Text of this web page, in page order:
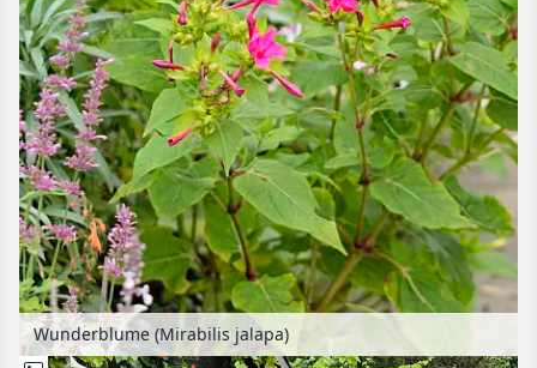
Wunderblume (Mirabilis jalapa)